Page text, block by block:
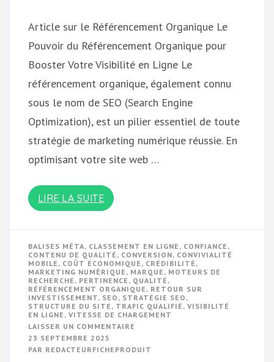
Article sur le Référencement Organique Le
Pouvoir du Référencement Organique pour
Booster Votre Visibilité en Ligne Le
référencement organique, également connu
sous le nom de SEO (Search Engine
Optimization), est un pilier essentiel de toute
stratégie de marketing numérique réussie. En
optimisant votre site web …
LIRE LA SUITE
BALISES MÉTA, CLASSEMENT EN LIGNE , CONFIANCE ,
CONTENU DE QUALITÉ , CONVERSION, CONVIVIALITÉ
MOBILE , COÛT ÉCONOMIQUE , CRÉDIBILITÉ ,
MARKETING NUMÉRIQUE , MARQUE , MOTEURS DE
RECHERCHE , PERTINENCE , QUALITÉ ,
RÉFÉRENCEMENT ORGANIQUE , RETOUR SUR
INVESTISSEMENT, SEO , STRATÉGIE SEO ,
STRUCTURE DU SITE , TRAFIC QUALIFIÉ , VISIBILITÉ
EN LIGNE , VITESSE DE CHARGEMENT
LAISSER UN COMMENTAIRE
DU
23 SEPTEMBRE 2025
PAR REDACTEURFICHEPRODUIT